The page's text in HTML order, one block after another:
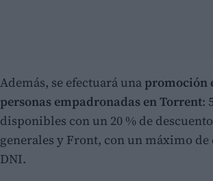
Además, se efectuará unapromoción
personas empadronadas en Torrent:
disponibles con un 20 % de
generales y Front, con un máximo de
DNI.